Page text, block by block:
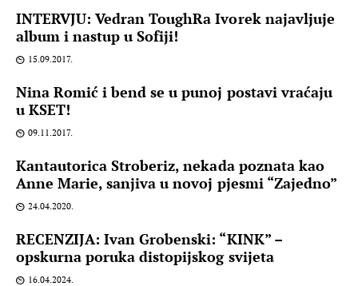
INTERVJU: Vedran ToughRa Ivorek najavljuje
album i nastup u Sofiji!
15.09.2017.
Nina Romić i bend se u punoj postavi vraćaju
u KSET!
09.11.2017.
Kantautorica Stroberiz, nekada poznata kao
Anne Marie, sanjiva u novoj pjesmi “Zajedno”
24.04.2020.
RECENZIJA: Ivan Grobenski: “KINK” –
opskurna poruka distopijskog svijeta
16.04.2024.